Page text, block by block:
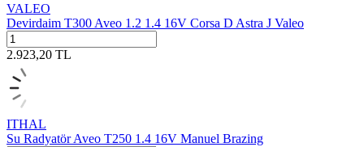
VALEO
Devirdaim T300 Aveo 1.2 1.4 16V Corsa D Astra J Valeo
2.923,20 TL
ITHAL
Su Radyatör Aveo T250 1.4 16V Manuel Brazing